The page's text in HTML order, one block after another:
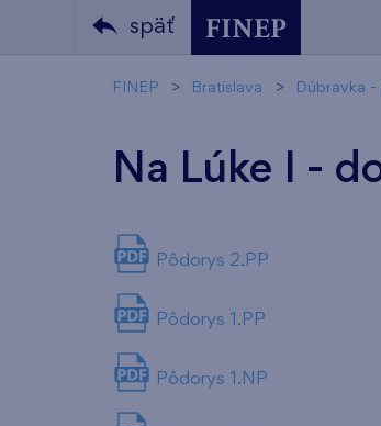
späť
FINEP Bratislava Dúbravka -
Na Lúke I -
Pôdorys 2.PP
Pôdorys 1.PP
Pôdorys 1.NP